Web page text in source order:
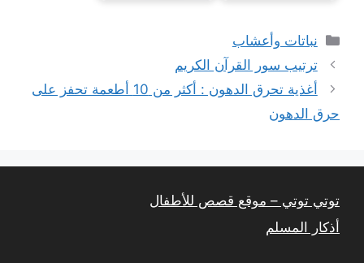
التصنيفات
نباتات وأعشاب
ترتيب سور القرآن الكريم
أغذية تحرق الدهون : أكثر من 10 أطعمة تحفز على
حرق الدهون
توتي توتي – موقع قصص للأطفال
أذكار المسلم